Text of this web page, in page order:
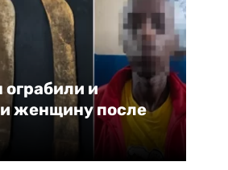
и
женщину после